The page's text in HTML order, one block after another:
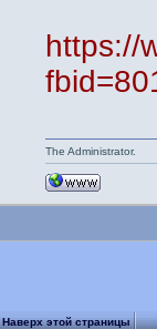
https://
The Administrator.
Наверх этой страницы